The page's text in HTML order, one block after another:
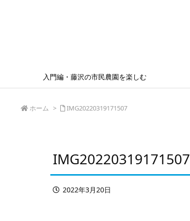
入門編・藤沢の市民農園を楽しむ
ホーム > IMG20220319171507
IMG20220319171507
2022年3月20日